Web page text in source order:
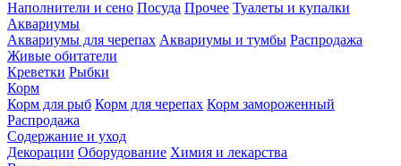
Наполнители и сено Посуда Прочее Туалеты и купалки
Аквариумы
Аквариумы для черепах Аквариумы и тумбы Распродажа
Живые обитатели
Креветки Рыбки
Корм
Корм для рыб Корм для черепах Корм замороженный
Распродажа
Содержание и уход
Декорации Оборудование Химия и лекарства